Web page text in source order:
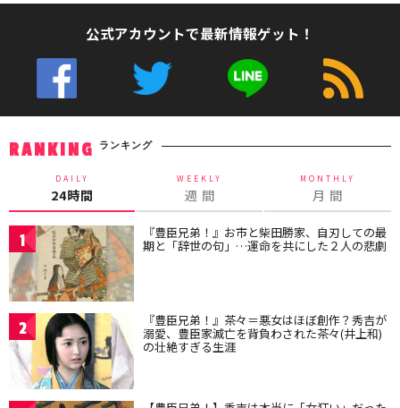
公式アカウントで最新情報ゲット！
RANKING ランキング
DAILY
24時間
WEEKLY
週 間
MONTHLY
月 間
1 『豊臣兄弟！』お市と柴田勝家、自刃しての最
期と「辞世の句」…運命を共にした２人の悲劇
2 『豊臣兄弟！』茶々＝悪女はほぼ創作？秀吉が
溺愛、豊臣家滅亡を背負わされた茶々(井上和)
の壮絶すぎる生涯